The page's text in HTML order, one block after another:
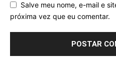
Salve meu nome, e-mail e
próxima vez que eu comentar.